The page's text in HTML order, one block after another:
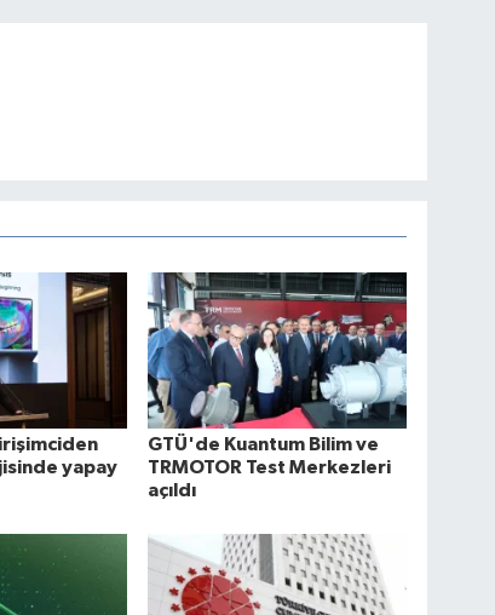
yapay
GTÜ'de Kuantum Bilim ve
TRMOTOR Test Merkezleri
açıldı